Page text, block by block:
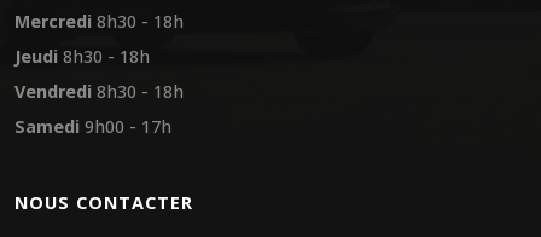
Mercredi 8h30 - 18h
Jeudi 8h30 - 18h
Vendredi 8h30 - 18h
Samedi 9h00 - 17h
NOUS CONTACTER